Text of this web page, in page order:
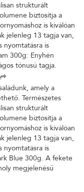
strukturált
biztosítja a
is kiválóan
jelenleg 13 tagja van,
nyomtatásra is
300g: Enyhén
tónusú tagja.
amely a
Természetes
strukturált
biztosítja a
is kiválóan
jelenleg 13 tagja van,
nyomtatásra is
Blue 300g. A fekete
megjelenésű